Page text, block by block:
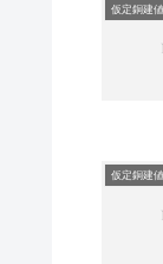
仮定銅建
仮定銅建